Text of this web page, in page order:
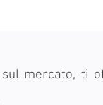
mercato, ti